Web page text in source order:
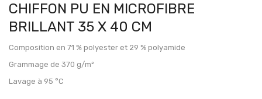
CHIFFON PU EN MICROFIBRE
BRILLANT 35 X 40 CM
Composition en 71 % polyester et 29 % polyamide
Grammage de 370 g/m²
Lavage à 95 °C